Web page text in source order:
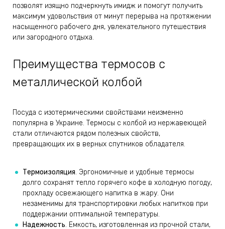
позволят изящно подчеркнуть имидж и помогут получить
максимум удовольствия от минут перерыва на протяжении
насыщенного рабочего дня, увлекательного путешествия
или загородного отдыха.
Преимущества термосов с
металлической колбой
Посуда с изотермическими свойствами неизменно
популярна в Украине. Термосы с колбой из нержавеющей
стали отличаются рядом полезных свойств,
превращающих их в верных спутников обладателя.
Термоизоляция. Эргономичные и удобные термосы
долго сохранят тепло горячего кофе в холодную погоду,
прохладу освежающего напитка в жару. Они
незаменимы для транспортировки любых напитков при
поддержании оптимальной температуры.
Надежность. Емкость, изготовленная из прочной стали,